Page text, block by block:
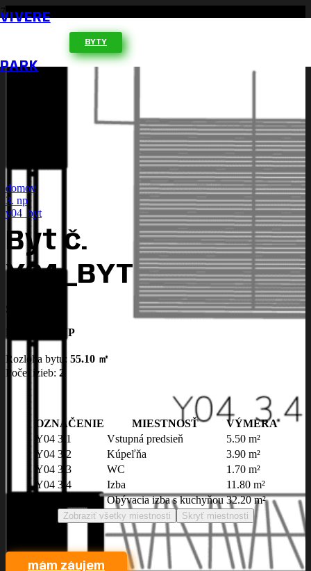
VIVERE
PARK
BYTY
domov
3. np
y04_byt
Byt č.
Y04_BYT
Stav:
Podlažie:
3. NP
Rozloha bytu: 55.10 ㎡
Počet izieb: 2
OZNAČENIE MIESTNOSŤ
VÝMERA
Y04 3.1
Vstupná predsieň
5.50 m²
Y04 3.2
Kúpeľňa
3.90 m²
Y04 3.3
WC
1.70 m²
Y04 3.4
Izba
11.80 m²
Obývacia izba s kuchyňou 32.20 m²
Zobraziť všetky miestnosti Skryť miestnosti
mám záujem